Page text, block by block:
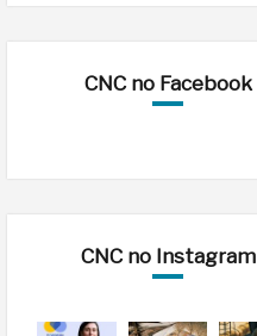
CNC no Facebook
CNC no Instagram